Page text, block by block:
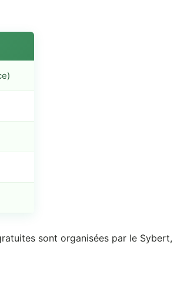
sont organisées par le Sybert,